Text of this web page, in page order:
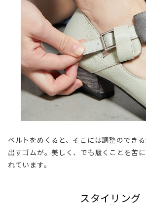
ベルトをめくると、そこには調整のでき
出すゴムが。美しく、でも履くことを苦
れています。
スタイリング